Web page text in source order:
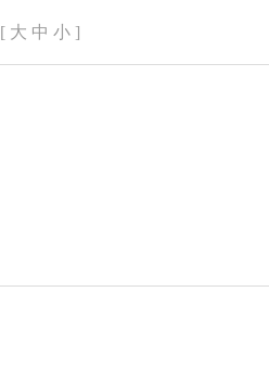
大 中 小 ]